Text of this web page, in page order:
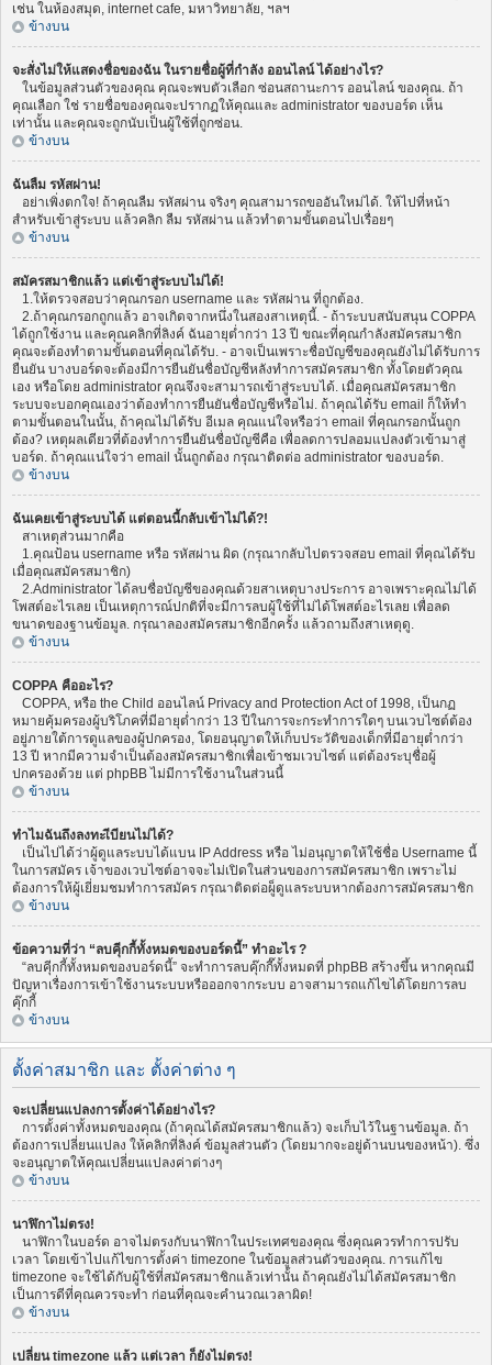
เช่น ในห้องสมุด, internet cafe, มหาวิทยาลัย, ฯลฯ
ข้างบน
จะสั่งไม่ให้แสดงชื่อของฉัน ในรายชื่อผู้ที่กำลัง ออนไลน์ ได้อย่างไร?
ในข้อมูลส่วนตัวของคุณ คุณจะพบตัวเลือก ซ่อนสถานะการ ออนไลน์ ของคุณ. ถ้า
คุณเลือก ใช่ รายชื่อของคุณจะปรากฏให้คุณและ administrator ของบอร์ด เห็น
เท่านั้น และคุณจะถูกนับเป็นผู้ใช้ที่ถูกซ่อน.
ข้างบน
ฉันลืม รหัสผ่าน!
อย่าเพิ่งตกใจ! ถ้าคุณลืม รหัสผ่าน จริงๆ คุณสามารถขออันใหม่ได้. ให้ไปที่หน้า
สำหรับเข้าสู่ระบบ แล้วคลิก ลืม รหัสผ่าน แล้วทำตามขั้นตอนไปเรื่อยๆ
ข้างบน
สมัครสมาชิกแล้ว แต่เข้าสู่ระบบไม่ได้!
1.ให้ตรวจสอบว่าคุณกรอก username และ รหัสผ่าน ที่ถูกต้อง.
2.ถ้าคุณกรอกถูกแล้ว อาจเกิดจากหนึ่งในสองสาเหตุนี้. - ถ้าระบบสนับสนุน COPPA
ได้ถูกใช้งาน และคุณคลิกที่ลิงค์ ฉันอายุต่ำกว่า 13 ปี ขณะที่คุณกำลังสมัครสมาชิก
คุณจะต้องทำตามขั้นตอนที่คุณได้รับ. - อาจเป็นเพราะชื่อบัญชีของคุณยังไม่ได้รับการ
ยืนยัน บางบอร์ดจะต้องมีการยืนยันชื่อบัญชีหลังทำการสมัครสมาชิก ทั้งโดยตัวคุณ
เอง หรือโดย administrator คุณจึงจะสามารถเข้าสู่ระบบได้. เมื่อคุณสมัครสมาชิก
ระบบจะบอกคุณเองว่าต้องทำการยืนยันชื่อบัญชีหรือไม่. ถ้าคุณได้รับ email ก็ให้ทำ
ตามขั้นตอนในนั้น, ถ้าคุณไม่ได้รับ อีเมล คุณแน่ใจหรือว่า email ที่คุณกรอกนั้นถูก
ต้อง? เหตุผลเดียวที่ต้องทำการยืนยันชื่อบัญชีคือ เพื่อลดการปลอมแปลงตัวเข้ามาสู่
บอร์ด. ถ้าคุณแน่ใจว่า email นั้นถูกต้อง กรุณาติดต่อ administrator ของบอร์ด.
ข้างบน
ฉันเคยเข้าสู่ระบบได้ แต่ตอนนี้กลับเข้าไม่ได้?!
สาเหตุส่วนมากคือ
1.คุณป้อน username หรือ รหัสผ่าน ผิด (กรุณากลับไปตรวจสอบ email ที่คุณได้รับ
เมื่อคุณสมัครสมาชิก)
2.Administrator ได้ลบชื่อบัญชีของคุณด้วยสาเหตุบางประการ อาจเพราะคุณไม่ได้
โพสต์อะไรเลย เป็นเหตุการณ์ปกติที่จะมีการลบผู้ใช้ที่ไม่ได้โพสต์อะไรเลย เพื่อลด
ขนาดของฐานข้อมูล. กรุณาลองสมัครสมาชิกอีกครั้ง แล้วถามถึงสาเหตุดู.
ข้างบน
COPPA คืออะไร?
COPPA, หรือ the Child ออนไลน์ Privacy and Protection Act of 1998, เป็นกฏ
หมายคุ้มครองผู้บริโภคที่มีอายุต่ำกว่า 13 ปีในการจะกระทำการใดๆ บนเวบไซต์ต้อง
อยู่ภายใต้การดูแลของผู้ปกครอง, โดยอนุญาตให้เก็บประวัติของเด็กที่มีอายุต่ำกว่า
13 ปี หากมีความจำเป็นต้องสมัครสมาชิกเพื่อเข้าชมเวบไซต์ แต่ต้องระบุชื่อผู้
ปกครองด้วย แต่ phpBB ไม่มีการใช้งานในส่วนนี้
ข้างบน
ทำไมฉันถึงลงทะเีบียนไม่ได้?
เป็นไปได้ว่าผู้ดูแลระบบได้แบน IP Address หรือ ไม่อนุญาตให้ใช้ชื่อ Username นี้
ในการสมัคร เจ้าของเวบไซต์อาจจะไม่เปิดในส่วนของการสมัครสมาชิก เพราะไม่
ต้องการให้ผู้เยี่ยมชมทำการสมัคร กรุณาติดต่อผู็ดูแลระบบหากต้องการสมัครสมาชิก
ข้างบน
ข้อความที่ว่า “ลบคุีกกี้ทั้งหมดของบอร์ดนี้” ทำอะไร ?
“ลบคุีกกี้ทั้งหมดของบอร์ดนี้” จะทำการลบคุ๊กกี๊ทั้งหมดที่ phpBB สร้างขึ้น หากคุณมี
ปัญหาเรื่องการเข้าใช้งานระบบหรือออกจากระบบ อาจสามารถแก้ไขได้โดยการลบ
คุ๊กกี้
ข้างบน
ตั้งค่าสมาชิก และ ตั้งค่าต่าง ๆ
จะเปลี่ยนแปลงการตั้งค่าได้อย่างไร?
การตั้งค่าทั้งหมดของคุณ (ถ้าคุณได้สมัครสมาชิกแล้ว) จะเก็บไว้ในฐานข้อมูล. ถ้า
ต้องการเปลี่ยนแปลง ให้คลิกที่ลิงค์ ข้อมูลส่วนตัว (โดยมากจะอยู่ด้านบนของหน้า). ซึ่ง
จะอนุญาตให้คุณเปลี่ยนแปลงค่าต่างๆ
ข้างบน
นาฬิกาไม่ตรง!
นาฬิกาในบอร์ด อาจไม่ตรงกับนาฬิกาในประเทศของคุณ ซึ่งคุณควรทำการปรับ
เวลา โดยเข้าไปแก้ไขการตั้งค่า timezone ในข้อมูลส่วนตัวของคุณ. การแก้ไข
timezone จะใช้ได้กับผู้ใช้ที่สมัครสมาชิกแล้วเท่านั้น ถ้าคุณยังไม่ได้สมัครสมาชิก
เป็นการดีที่คุณควรจะทำ ก่อนที่คุณจะคำนวณเวลาผิด!
ข้างบน
เปลี่ยน timezone แล้ว แต่เวลา ก็ยังไม่ตรง!